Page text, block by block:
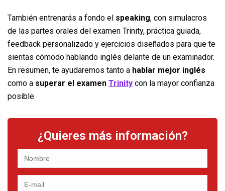
También entrenarás a fondo el speaking, con simulacros
de las partes orales del examen Trinity, práctica guiada,
feedback personalizado y ejercicios diseñados para que te
sientas cómodo hablando inglés delante de un examinador.
En resumen, te ayudaremos tanto a hablar mejor inglés
como a superar el examen Trinity con la mayor confianza
posible.
¿Quieres más información?